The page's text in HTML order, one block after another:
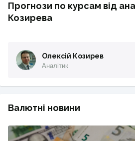
Прогнози по курсам від
Козирева
Олексій Козирев
Аналітик
Валютні новини